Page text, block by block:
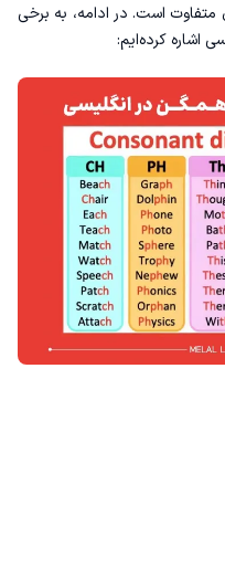
است. در ادامه، به برخی
اشاره کرده‌ایم: